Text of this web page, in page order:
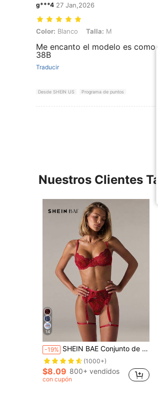
g***4 27 Jan,2026
Color: Blanco, Talla: M
Color: Blanco Talla: M
Me encanto el modelo es
38B
Traducir
Desde SHEIN US Programa de puntos
Nuestros Clientes
14
-19% SHEIN BAE Conjunto de 5 piezas de lencería sexy de malla bordada para mujer para salir
(1000+)
$8.09 800+ vendidos
con cupón